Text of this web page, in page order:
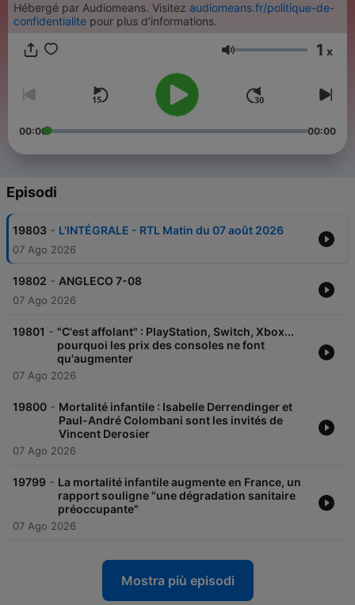
Hébergé par Audiomeans. Visitez audiomeans.fr/politique-de-
confidentialite pour plus d'informations.
Volume 1 x
00:00 00:00
Episodi
19803 - L'INTÉGRALE - RTL Matin du 07 août 2026
07 Ago 2026
19802 - ANGLECO 7-08
07 Ago 2026
19801 - "C'est affolant" : PlayStation, Switch, Xbox...
pourquoi les prix des consoles ne font
qu'augmenter
07 Ago 2026
19800 - Mortalité infantile : Isabelle Derrendinger et
Paul-André Colombani sont les invités de
Vincent Derosier
07 Ago 2026
19799 - La mortalité infantile augmente en France, un
rapport souligne "une dégradation sanitaire
préoccupante"
07 Ago 2026
Mostra più episodi